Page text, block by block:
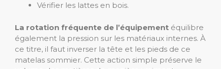
Vérifier les lattes en bois.
La rotation fréquente de l’équipement équilibre
également la pression sur les matériaux internes. À
ce titre, il faut inverser la tête et les pieds de ce
matelas sommier. Cette action simple préserve le